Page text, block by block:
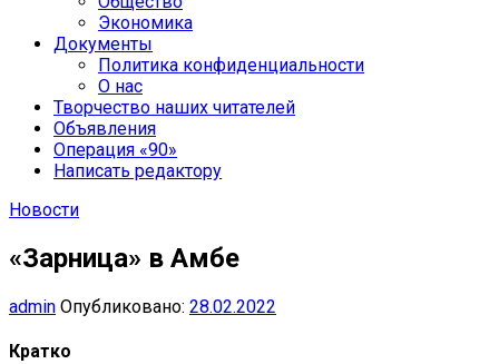
Экономика
Документы
Политика конфиденциальности
О нас
Творчество наших читателей
Объявления
Операция «90»
Написать редактору
Новости
«Зарница» в Амбе
admin Опубликовано: 28.02.2022
Кратко